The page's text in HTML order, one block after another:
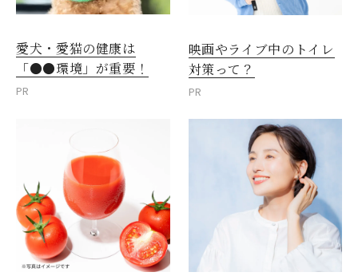
愛犬・愛猫の健康は
「●●環境」が重要！
PR
映画やライブ中のトイレ
対策って？
PR